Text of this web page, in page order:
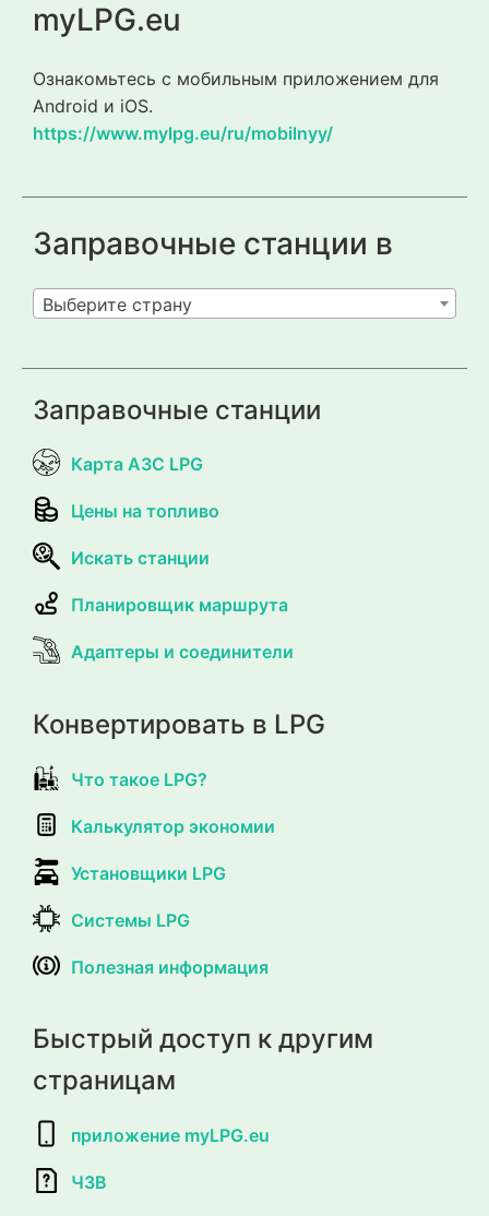
myLPG.eu
Ознакомьтесь с мобильным приложением для
Android и iOS.
https://www.mylpg.eu/ru/mobilnyy/
Заправочные станции в
Выберите страну
Заправочные станции
Карта АЗС LPG
Цены на топливо
Искать станции
Планировщик маршрута
Адаптеры и соединители
Конвертировать в LPG
Что такое LPG?
Калькулятор экономии
Установщики LPG
Системы LPG
Полезная информация
Быстрый доступ к другим
страницам
приложение myLPG.eu
ЧЗВ